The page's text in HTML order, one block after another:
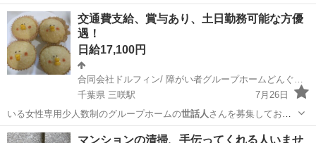
支援員・世話人 のお仕事です。 地域や人々の生活に役立つ 福祉サー
ビスを提供しています。 <食事作り・食事だし> ご利用者様の食事作
り 後片付け <主な仕事内容>...
アルバイト・パート
交通費支給、賞与あり、土日勤務可能な方優
遇！
日給17,100円
千葉県 三咲駅
7月26日
いる女性専用少人数制のグループホームの世話人さんを募集しており
ます！（介護ではござ…
千葉 船橋市 三咲駅 その他 どんぐり
マンションの清掃、手伝ってくれる人いませ